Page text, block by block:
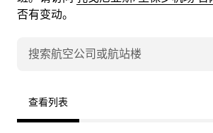
否有变动。
查看列表